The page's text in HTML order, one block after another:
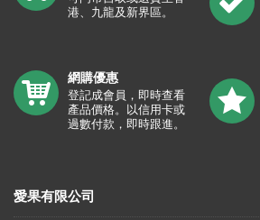
港、九龍及新界區。
網購優惠
登記成會員，即時查看
產品價格。以信用卡或
過數付款，即時跟進。
愛果有限公司